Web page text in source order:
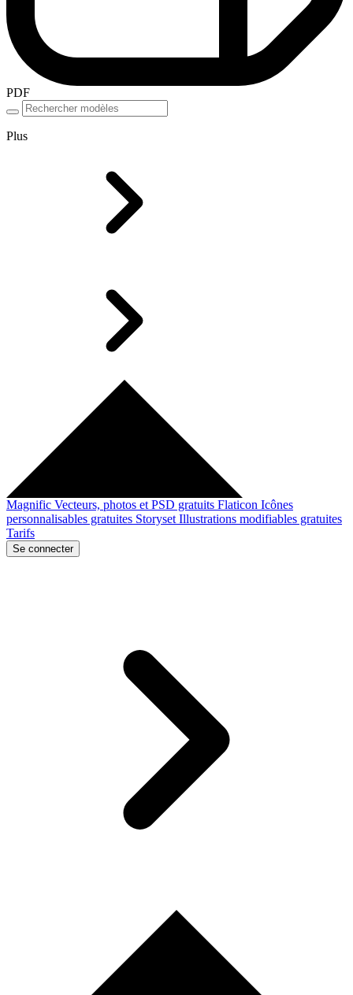
PDF
Plus
Magnific Vecteurs, photos et PSD gratuits Flaticon Icônes
personnalisables gratuites Storyset Illustrations modifiables gratuites
Tarifs
Se connecter